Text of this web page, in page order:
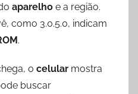
aparelho e a região.
como 3.0.5.0, indicam
.
o celular mostra
buscar